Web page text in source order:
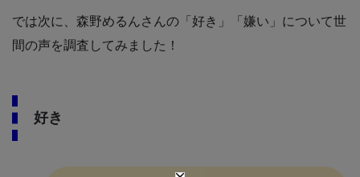
では次に、森野めるんさんの「好き」「嫌い」について世
間の声を調査してみました！
好き